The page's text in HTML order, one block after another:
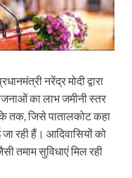
नरेंद्र मोदी द्वारा
का लाभ जमीनी स्तर
तक, जिसे पातालकोट कहा
रही हैं। आदिवासियों को
तमाम सुविधाएं मिल रही